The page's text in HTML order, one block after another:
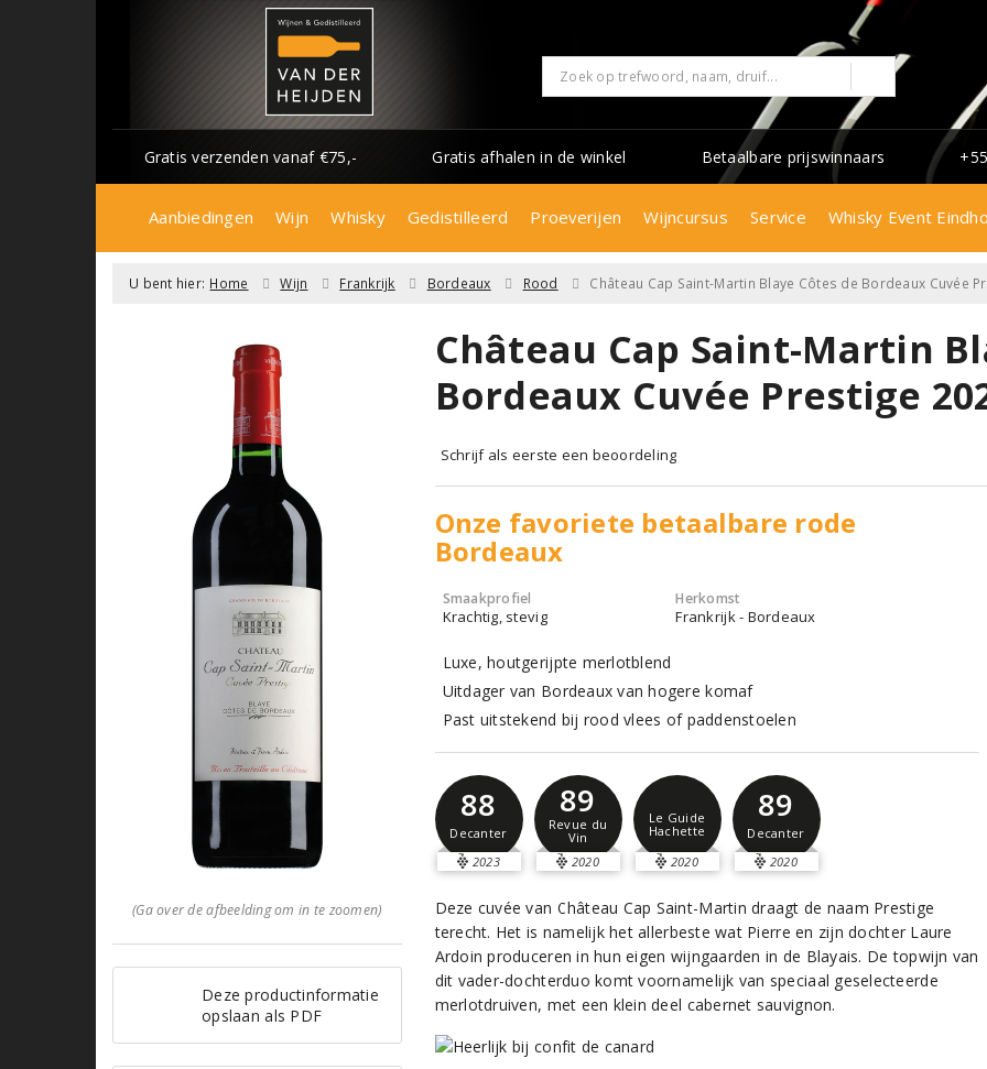
Gratis verzenden vanaf €75,- Gratis afhalen in de winkel Betaalbare prijswinnaars
Aanbiedingen Wijn Whisky Gedistilleerd Proeverijen Wijncursus Service Whisky Event
U bent hier: Home Wijn Frankrijk Bordeaux Rood Château Cap Saint-Martin Blaye Côtes de Bordeaux Cuvée
(Ga over de afbeelding om in te zoomen)
Deze productinformatie
opslaan als PDF
Château Cap Saint-Martin
Bordeaux Cuvée Prestige
Schrijf als eerste een beoordeling
Onze favoriete betaalbare rode
Bordeaux
Smaakprofiel
Krachtig, stevig
Herkomst
Frankrijk - Bordeaux
Luxe, houtgerijpte merlotblend
Uitdager van Bordeaux van hogere komaf
Past uitstekend bij rood vlees of paddenstoelen
88
Decanter
2023
89
Revue du
Vin
2020
Le Guide
Hachette
2020
89
Decanter
2020
Deze cuvée van Château Cap Saint-Martin draagt de naam Prestige
terecht. Het is namelijk het allerbeste wat Pierre en zijn dochter Laure
Ardoin produceren in hun eigen wijngaarden in de Blayais. De topwijn van
dit vader-dochterduo komt voornamelijk van speciaal geselecteerde
merlotdruiven, met een klein deel cabernet sauvignon.